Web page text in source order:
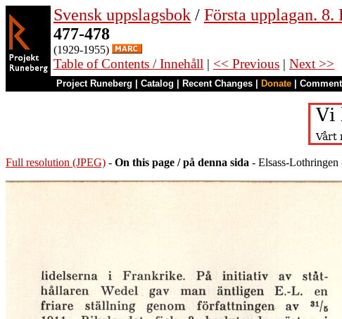
Svensk uppslagsbok / Första upplagan. 8.
477-478
(1929-1955)
Table of Contents / Innehåll | << Previous | Next >>
Project Runeberg Catalog Recent Changes Donate
Full resolution (JPEG) - On this page / på denna sida - Elsass-